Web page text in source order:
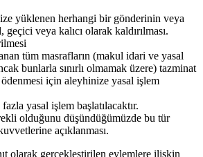
yüklenen herhangi bir gönderinin veya
veya kalıcı olarak kaldırılması.
tüm masrafların (makul idari ve yasal
bunlarla sınırlı olmamak üzere) tazminat
ödenmesi için aleyhinize yasal işlem
yasal işlem başlatılacaktır.
olduğunu düşündüğümüzde bu tür
açıklanması.
olarak gerçekleştirilen eylemlere ilişkin